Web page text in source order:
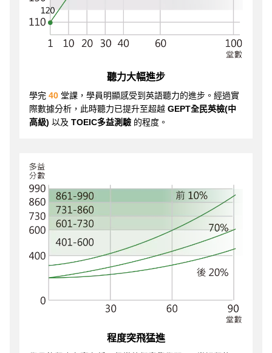
聽力大幅進步
學完 40 堂課，學員明顯感受到英語聽力的進步。經過實
際數據分析，此時聽力已提升至超越 GEPT全民英檢(中
高級) 以及 TOEIC多益測驗 的程度。
程度突飛猛進